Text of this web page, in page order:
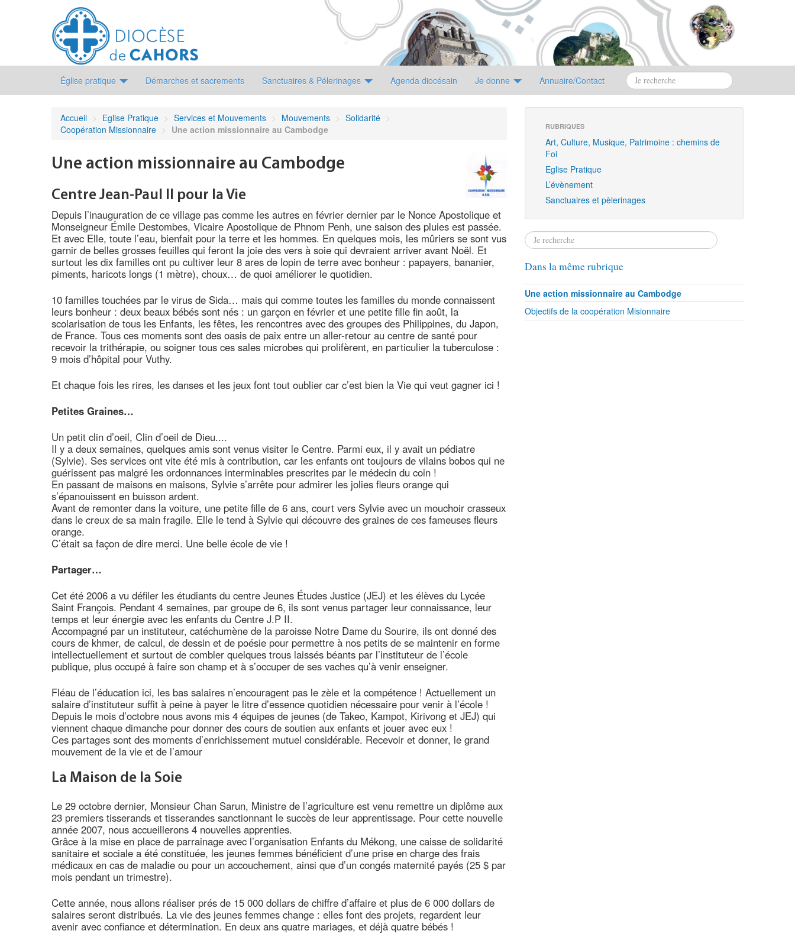
Église pratique Démarches et sacrements Sanctuaires & Pélerinages Agenda diocésain Je donne Annuaire/Contact
Accueil > Eglise Pratique > Services et Mouvements > Mouvements > Solidarité >
Coopération Missionnaire > Une action missionnaire au Cambodge
Une action missionnaire au Cambodge
Centre Jean-Paul II pour la Vie
Depuis l’inauguration de ce village pas comme les autres en février dernier par le Nonce Apostolique et
Monseigneur Émile Destombes, Vicaire Apostolique de Phnom Penh, une saison des pluies est passée.
Et avec Elle, toute l’eau, bienfait pour la terre et les hommes. En quelques mois, les mûriers se sont vus
garnir de belles grosses feuilles qui feront la joie des vers à soie qui devraient arriver avant Noël. Et
surtout les dix familles ont pu cultiver leur 8 ares de lopin de terre avec bonheur : papayers, bananier,
piments, haricots longs (1 mètre), choux… de quoi améliorer le quotidien.
10 familles touchées par le virus de Sida… mais qui comme toutes les familles du monde connaissent
leurs bonheur : deux beaux bébés sont nés : un garçon en février et une petite fille fin août, la
scolarisation de tous les Enfants, les fêtes, les rencontres avec des groupes des Philippines, du Japon,
de France. Tous ces moments sont des oasis de paix entre un aller-retour au centre de santé pour
recevoir la trithérapie, ou soigner tous ces sales microbes qui prolifèrent, en particulier la tuberculose :
9 mois d’hôpital pour Vuthy.
Et chaque fois les rires, les danses et les jeux font tout oublier car c’est bien la Vie qui veut gagner ici !
Petites Graines…
Un petit clin d’oeil, Clin d’oeil de Dieu....
Il y a deux semaines, quelques amis sont venus visiter le Centre. Parmi eux, il y avait un pédiatre
(Sylvie). Ses services ont vite été mis à contribution, car les enfants ont toujours de vilains bobos qui ne
guérissent pas malgré les ordonnances interminables prescrites par le médecin du coin !
En passant de maisons en maisons, Sylvie s’arrête pour admirer les jolies fleurs orange qui
s’épanouissent en buisson ardent.
Avant de remonter dans la voiture, une petite fille de 6 ans, court vers Sylvie avec un mouchoir crasseux
dans le creux de sa main fragile. Elle le tend à Sylvie qui découvre des graines de ces fameuses fleurs
orange.
C’était sa façon de dire merci. Une belle école de vie !
Partager…
Cet été 2006 a vu défiler les étudiants du centre Jeunes Études Justice (JEJ) et les élèves du Lycée
Saint François. Pendant 4 semaines, par groupe de 6, ils sont venus partager leur connaissance, leur
temps et leur énergie avec les enfants du Centre J.P II.
Accompagné par un instituteur, catéchumène de la paroisse Notre Dame du Sourire, ils ont donné des
cours de khmer, de calcul, de dessin et de poésie pour permettre à nos petits de se maintenir en forme
intellectuellement et surtout de combler quelques trous laissés béants par l’instituteur de l’école
publique, plus occupé à faire son champ et à s’occuper de ses vaches qu’à venir enseigner.
Fléau de l’éducation ici, les bas salaires n’encouragent pas le zèle et la compétence ! Actuellement un
salaire d’instituteur suffit à peine à payer le litre d’essence quotidien nécessaire pour venir à l’école !
Depuis le mois d’octobre nous avons mis 4 équipes de jeunes (de Takeo, Kampot, Kirivong et JEJ) qui
viennent chaque dimanche pour donner des cours de soutien aux enfants et jouer avec eux !
Ces partages sont des moments d’enrichissement mutuel considérable. Recevoir et donner, le grand
mouvement de la vie et de l’amour
La Maison de la Soie
Le 29 octobre dernier, Monsieur Chan Sarun, Ministre de l’agriculture est venu remettre un diplôme aux
23 premiers tisserands et tisserandes sanctionnant le succès de leur apprentissage. Pour cette nouvelle
année 2007, nous accueillerons 4 nouvelles apprenties.
Grâce à la mise en place de parrainage avec l’organisation Enfants du Mékong, une caisse de solidarité
sanitaire et sociale a été constituée, les jeunes femmes bénéficient d’une prise en charge des frais
médicaux en cas de maladie ou pour un accouchement, ainsi que d’un congés maternité payés (25 $ par
mois pendant un trimestre).
Cette année, nous allons réaliser prés de 15 000 dollars de chiffre d’affaire et plus de 6 000 dollars de
salaires seront distribués. La vie des jeunes femmes change : elles font des projets, regardent leur
avenir avec confiance et détermination. En deux ans quatre mariages, et déjà quatre bébés !
RUBRIQUES
Art, Culture, Musique, Patrimoine : chemins de
Foi
Eglise Pratique
L’évènement
Sanctuaires et pèlerinages
Dans la même rubrique
Une action missionnaire au Cambodge
Objectifs de la coopération Misionnaire